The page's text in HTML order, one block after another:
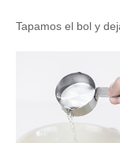
Tapamos el bol y